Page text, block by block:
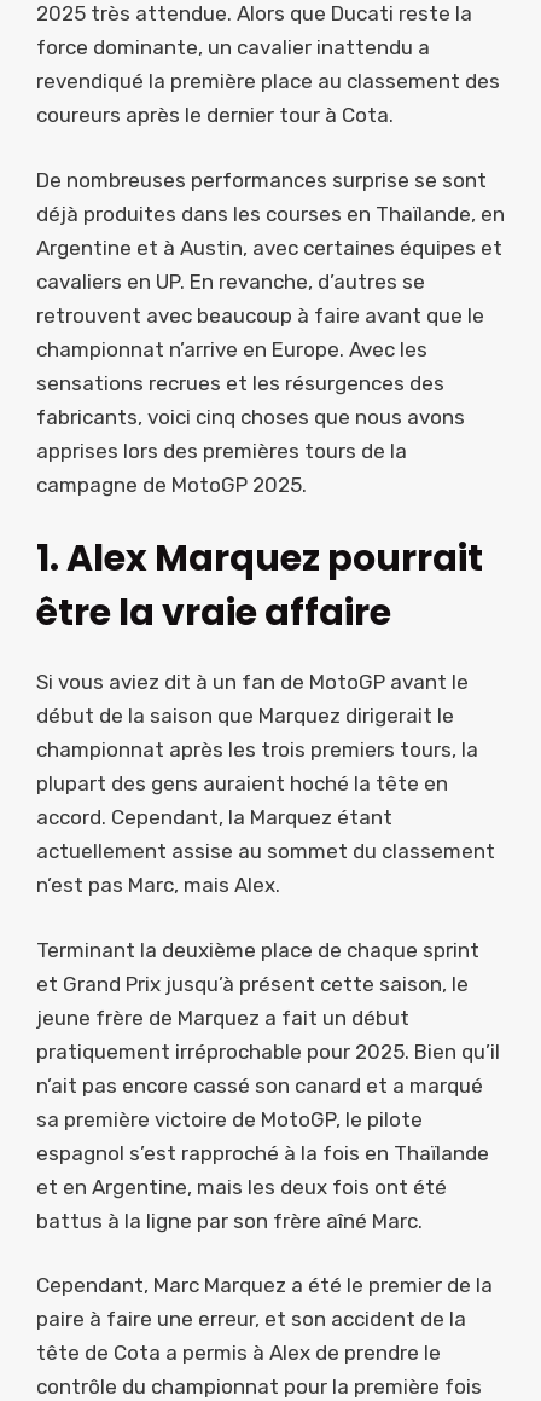
2025 très attendue. Alors que Ducati reste la
force dominante, un cavalier inattendu a
revendiqué la première place au classement des
coureurs après le dernier tour à Cota.
De nombreuses performances surprise se sont
déjà produites dans les courses en Thaïlande, en
Argentine et à Austin, avec certaines équipes et
cavaliers en UP. En revanche, d’autres se
retrouvent avec beaucoup à faire avant que le
championnat n’arrive en Europe. Avec les
sensations recrues et les résurgences des
fabricants, voici cinq choses que nous avons
apprises lors des premières tours de la
campagne de MotoGP 2025.
1. Alex Marquez pourrait
être la vraie affaire
Si vous aviez dit à un fan de MotoGP avant le
début de la saison que Marquez dirigerait le
championnat après les trois premiers tours, la
plupart des gens auraient hoché la tête en
accord. Cependant, la Marquez étant
actuellement assise au sommet du classement
n’est pas Marc, mais Alex.
Terminant la deuxième place de chaque sprint
et Grand Prix jusqu’à présent cette saison, le
jeune frère de Marquez a fait un début
pratiquement irréprochable pour 2025. Bien qu’il
n’ait pas encore cassé son canard et a marqué
sa première victoire de MotoGP, le pilote
espagnol s’est rapproché à la fois en Thaïlande
et en Argentine, mais les deux fois ont été
battus à la ligne par son frère aîné Marc.
Cependant, Marc Marquez a été le premier de la
paire à faire une erreur, et son accident de la
tête de Cota a permis à Alex de prendre le
contrôle du championnat pour la première fois